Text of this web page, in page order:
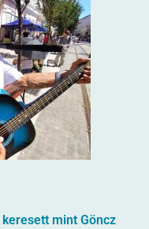
mint Göncz